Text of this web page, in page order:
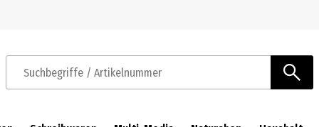
Suchbegriffe / Artikelnummer